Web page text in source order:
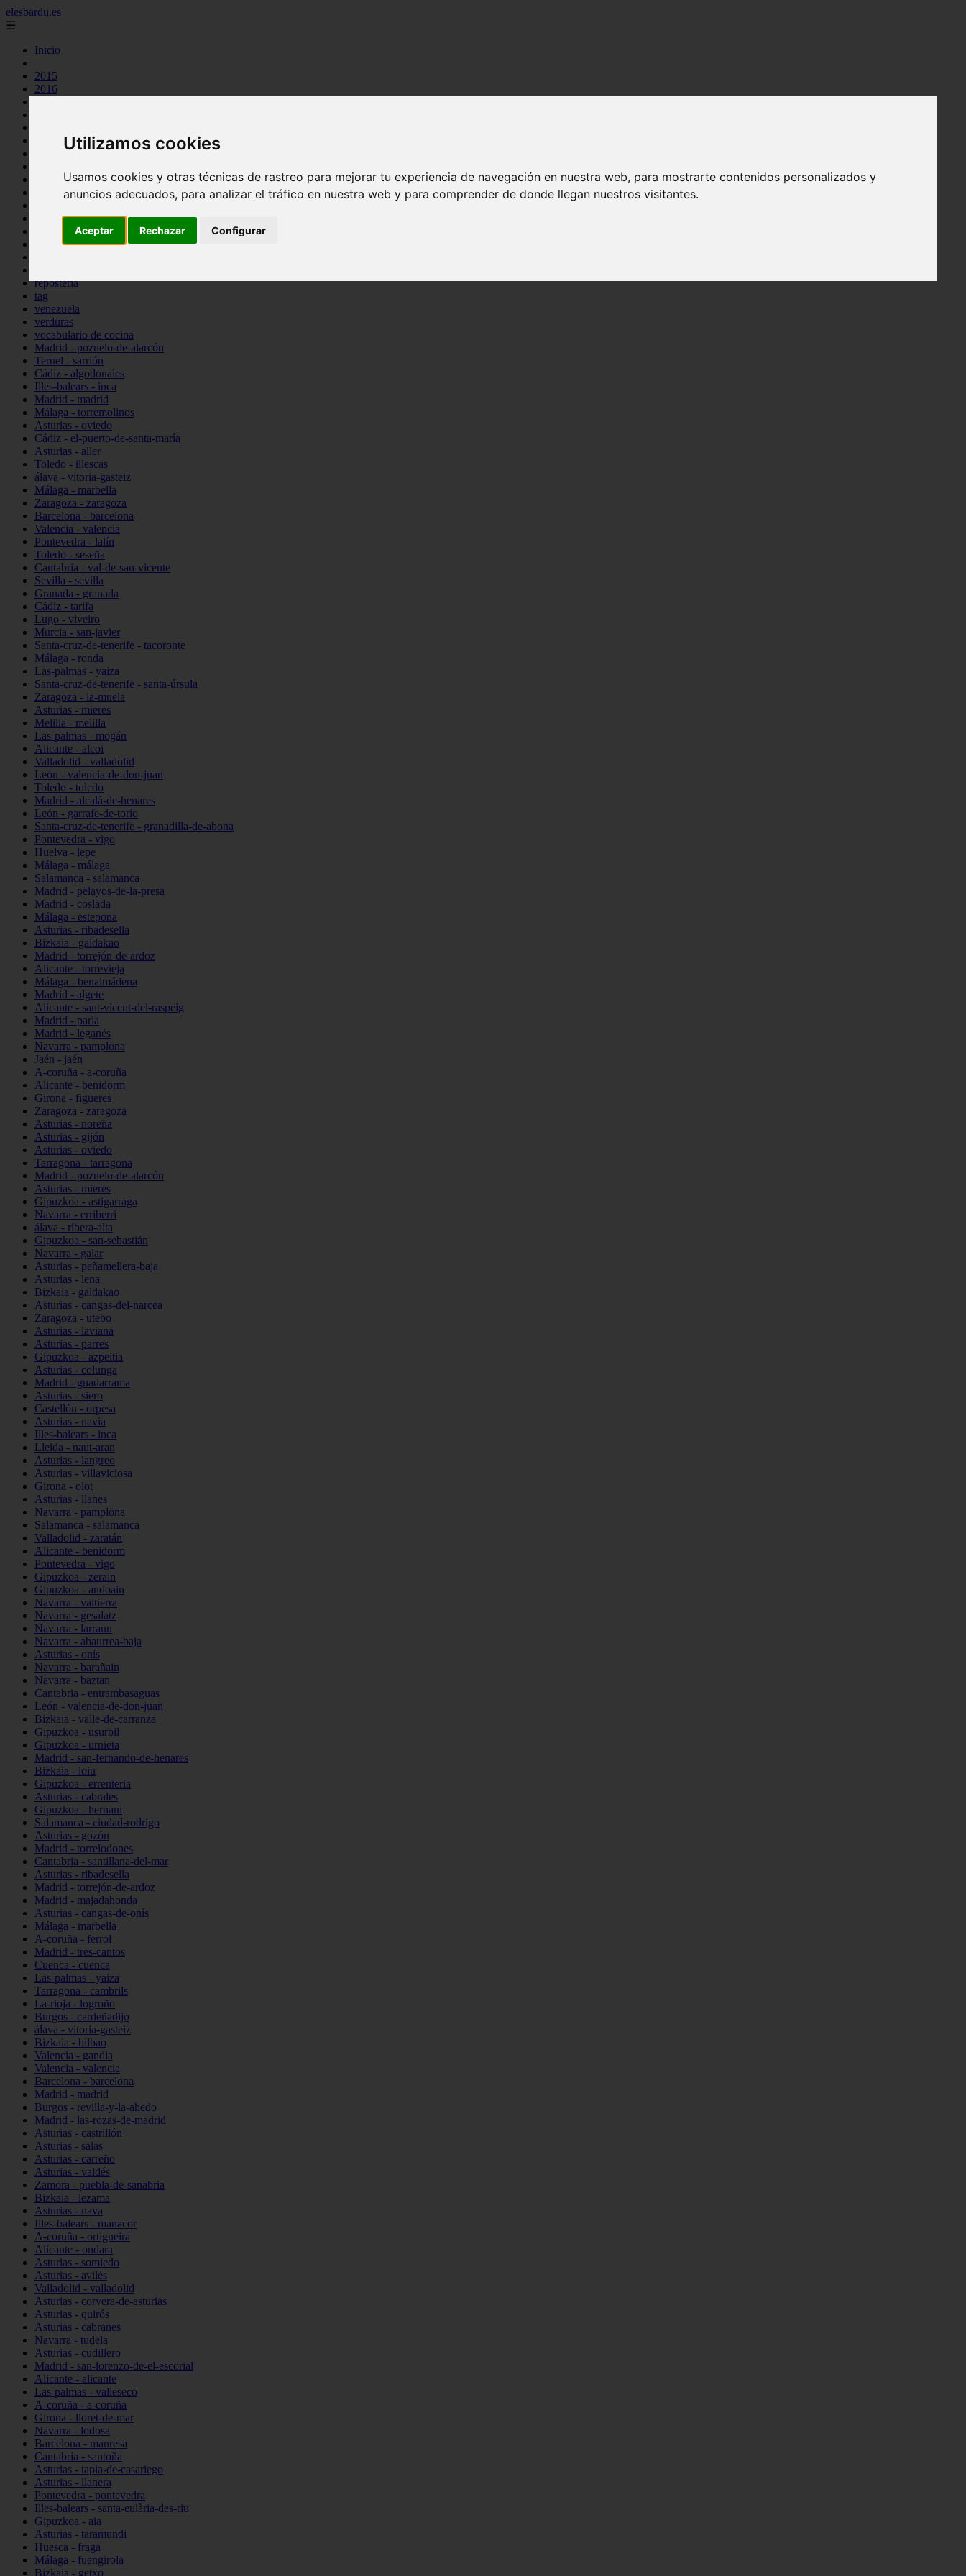
Utilizamos cookies
Usamos cookies y otras técnicas de rastreo para mejorar tu experiencia de navegación en nuestra web, para mostrarte contenidos personalizados y
anuncios adecuados, para analizar el tráfico en nuestra web y para comprender de donde llegan nuestros visitantes.
Aceptar Rechazar Configurar
elesbardu.es
☰
Inicio
2015
2016
cocina casera
espana
huevos
pescado
reposteria
tag
venezuela
verduras
vocabulario de cocina
Madrid - pozuelo-de-alarcón
Teruel - sarrión
Cádiz - algodonales
Illes-balears - inca
Madrid - madrid
Málaga - torremolinos
Asturias - oviedo
Cádiz - el-puerto-de-santa-maría
Asturias - aller
Toledo - illescas
álava - vitoria-gasteiz
Málaga - marbella
Zaragoza - zaragoza
Barcelona - barcelona
Valencia - valencia
Pontevedra - lalín
Toledo - seseña
Cantabria - val-de-san-vicente
Sevilla - sevilla
Granada - granada
Cádiz - tarifa
Lugo - viveiro
Murcia - san-javier
Santa-cruz-de-tenerife - tacoronte
Málaga - ronda
Las-palmas - yaiza
Santa-cruz-de-tenerife - santa-úrsula
Zaragoza - la-muela
Asturias - mieres
Melilla - melilla
Las-palmas - mogán
Alicante - alcoi
Valladolid - valladolid
León - valencia-de-don-juan
Toledo - toledo
Madrid - alcalá-de-henares
León - garrafe-de-torío
Santa-cruz-de-tenerife - granadilla-de-abona
Pontevedra - vigo
Huelva - lepe
Málaga - málaga
Salamanca - salamanca
Madrid - pelayos-de-la-presa
Madrid - coslada
Málaga - estepona
Asturias - ribadesella
Bizkaia - galdakao
Madrid - torrejón-de-ardoz
Alicante - torrevieja
Málaga - benalmádena
Madrid - algete
Alicante - sant-vicent-del-raspeig
Madrid - parla
Madrid - leganés
Navarra - pamplona
Jaén - jaén
A-coruña - a-coruña
Alicante - benidorm
Girona - figueres
Zaragoza - zaragoza
Asturias - noreña
Asturias - gijón
Asturias - oviedo
Tarragona - tarragona
Madrid - pozuelo-de-alarcón
Asturias - mieres
Gipuzkoa - astigarraga
Navarra - erriberri
álava - ribera-alta
Gipuzkoa - san-sebastián
Navarra - galar
Asturias - peñamellera-baja
Asturias - lena
Bizkaia - galdakao
Asturias - cangas-del-narcea
Zaragoza - utebo
Asturias - laviana
Asturias - parres
Gipuzkoa - azpeitia
Asturias - colunga
Madrid - guadarrama
Asturias - siero
Castellón - orpesa
Asturias - navia
Illes-balears - inca
Lleida - naut-aran
Asturias - langreo
Asturias - villaviciosa
Girona - olot
Asturias - llanes
Navarra - pamplona
Salamanca - salamanca
Valladolid - zaratán
Alicante - benidorm
Pontevedra - vigo
Gipuzkoa - zerain
Gipuzkoa - andoain
Navarra - valtierra
Navarra - gesalatz
Navarra - larraun
Navarra - abaurrea-baja
Asturias - onís
Navarra - barañain
Navarra - baztan
Cantabria - entrambasaguas
León - valencia-de-don-juan
Bizkaia - valle-de-carranza
Gipuzkoa - usurbil
Gipuzkoa - urnieta
Madrid - san-fernando-de-henares
Bizkaia - loiu
Gipuzkoa - errenteria
Asturias - cabrales
Gipuzkoa - hernani
Salamanca - ciudad-rodrigo
Asturias - gozón
Madrid - torrelodones
Cantabria - santillana-del-mar
Asturias - ribadesella
Madrid - torrejón-de-ardoz
Madrid - majadahonda
Asturias - cangas-de-onís
Málaga - marbella
A-coruña - ferrol
Madrid - tres-cantos
Cuenca - cuenca
Las-palmas - yaiza
Tarragona - cambrils
La-rioja - logroño
Burgos - cardeñadijo
álava - vitoria-gasteiz
Bizkaia - bilbao
Valencia - gandia
Valencia - valencia
Barcelona - barcelona
Madrid - madrid
Burgos - revilla-y-la-ahedo
Madrid - las-rozas-de-madrid
Asturias - castrillón
Asturias - salas
Asturias - carreño
Asturias - valdés
Zamora - puebla-de-sanabria
Bizkaia - lezama
Asturias - nava
Illes-balears - manacor
A-coruña - ortigueira
Alicante - ondara
Asturias - somiedo
Asturias - avilés
Valladolid - valladolid
Asturias - corvera-de-asturias
Asturias - quirós
Asturias - cabranes
Navarra - tudela
Asturias - cudillero
Madrid - san-lorenzo-de-el-escorial
Alicante - alicante
Las-palmas - valleseco
A-coruña - a-coruña
Girona - lloret-de-mar
Navarra - lodosa
Barcelona - manresa
Cantabria - santoña
Asturias - tapia-de-casariego
Asturias - llanera
Pontevedra - pontevedra
Illes-balears - santa-eulària-des-riu
Gipuzkoa - aia
Asturias - taramundi
Huesca - fraga
Málaga - fuengirola
Bizkaia - getxo